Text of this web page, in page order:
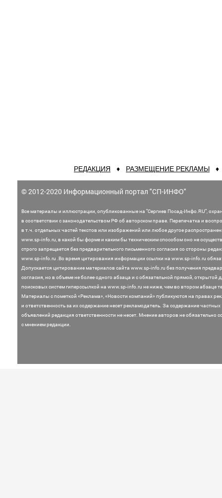
РЕДАКЦИЯ ♦ РАЗМЕЩЕНИЕ РЕКЛАМЫ
© 2012-2020 Информационный портал "СП-ИНФО"
Все материалы и иллюстрации,опубликованные на "Сергиев Посад-Инфо.RU",
в соответствии с законодательством РФ об авторском праве. Перепечатка и
в т.ч. отдельных частей текстов или изображений или любое другое
www.sp-info.ru, в какой бы форме и каким бы техническим способом оно не
строго запрещается без предварительного письменного согласия со стороны
www.sp-info.ru .Во время цитирования информации ссылки на www.sp-info.ru
Допускается цитирование материалов сайта www.sp-info.ru без получения
согласия, но в объеме не более одного абзаца и с обязательной прямой, открытой
поисковых систем гиперссылкой на www.sp-info.ru не ниже, чем во втором абзаце
Материалы с пометкой «Реклама», «Новости компаний» публикуются на правах
и ответственность за их содержание несет рекламодатель. За содержание частных
объявлений редакция ответственности не несет. Мнениеавторов не обязательно
с мнением редакции.